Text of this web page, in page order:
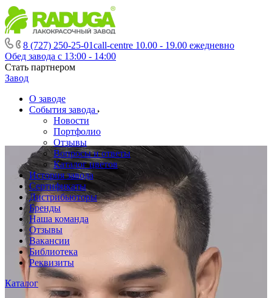
8 (727) 250-25-01call-centre 10.00 - 19.00 ежедневно
Обед завода с 13:00 - 14:00
Стать партнером
Завод
О заводе
События завода
Новости
Портфолио
Отзывы
Вопросы и ответы
Каталог цветов
История завода
Сертификаты
Дистрибьюторы
Бренды
Наша команда
Отзывы
Вакансии
Библиотека
Реквизиты
Каталог